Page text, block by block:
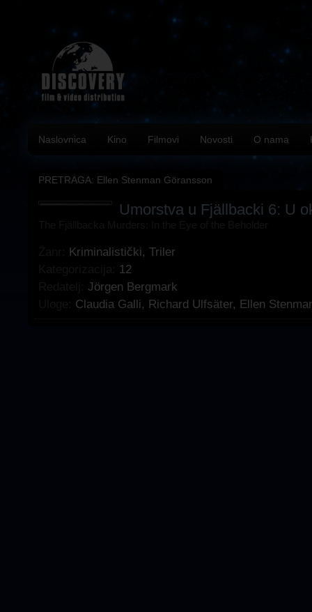
Naslovnica Kino Filmovi Novosti O nama
PRETRAGA: Ellen Stenman Göransson
Umorstva u Fjällbacki 6: U
Kriminalistički, Triler
12
Jörgen Bergmark
Claudia Galli, Richard Ulfsäter, Ellen